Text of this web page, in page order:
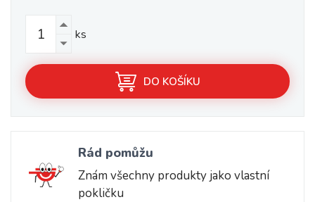
ks
DO KOŠÍKU
Rád pomůžu
Znám všechny produkty jako vlastní
pokličku